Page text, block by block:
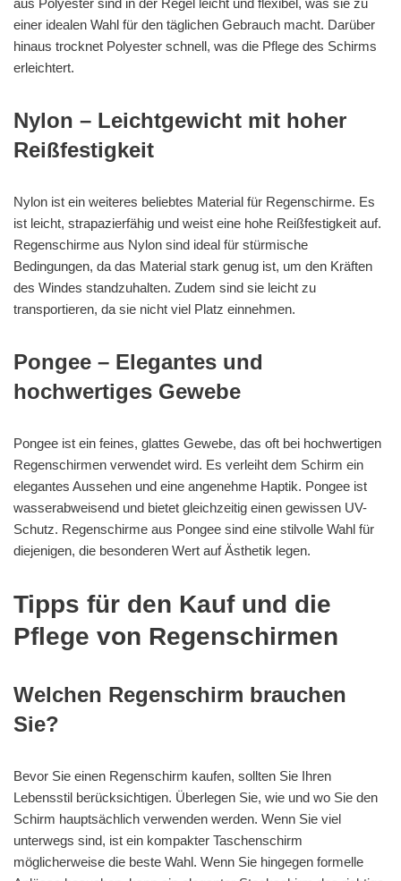
aus Polyester sind in der Regel leicht und flexibel, was sie zu
einer idealen Wahl für den täglichen Gebrauch macht. Darüber
hinaus trocknet Polyester schnell, was die Pflege des Schirms
erleichtert.
Nylon – Leichtgewicht mit hoher
Reißfestigkeit
Nylon ist ein weiteres beliebtes Material für Regenschirme. Es
ist leicht, strapazierfähig und weist eine hohe Reißfestigkeit auf.
Regenschirme aus Nylon sind ideal für stürmische
Bedingungen, da das Material stark genug ist, um den Kräften
des Windes standzuhalten. Zudem sind sie leicht zu
transportieren, da sie nicht viel Platz einnehmen.
Pongee – Elegantes und
hochwertiges Gewebe
Pongee ist ein feines, glattes Gewebe, das oft bei hochwertigen
Regenschirmen verwendet wird. Es verleiht dem Schirm ein
elegantes Aussehen und eine angenehme Haptik. Pongee ist
wasserabweisend und bietet gleichzeitig einen gewissen UV-
Schutz. Regenschirme aus Pongee sind eine stilvolle Wahl für
diejenigen, die besonderen Wert auf Ästhetik legen.
Tipps für den Kauf und die
Pflege von Regenschirmen
Welchen Regenschirm brauchen
Sie?
Bevor Sie einen Regenschirm kaufen, sollten Sie Ihren
Lebensstil berücksichtigen. Überlegen Sie, wie und wo Sie den
Schirm hauptsächlich verwenden werden. Wenn Sie viel
unterwegs sind, ist ein kompakter Taschenschirm
möglicherweise die beste Wahl. Wenn Sie hingegen formelle